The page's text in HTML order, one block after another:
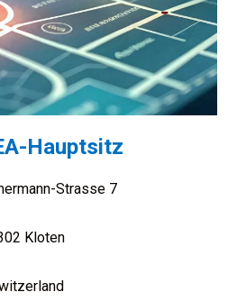
Hauptsitz
Strasse 7
Kloten